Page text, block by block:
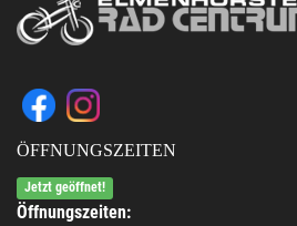
ÖFFNUNGSZEITEN
Jetzt geöffnet!
Öffnungszeiten: